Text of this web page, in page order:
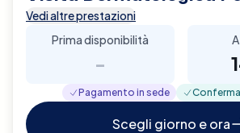
Vedi altre prestazioni
Prima disponibilità
-
Pagamento in sede
Scegli giorno e ora